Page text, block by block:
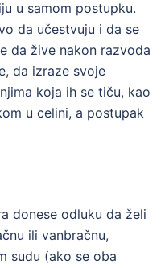
u samom postupku.
da učestvuju i da se
da žive nakon razvoda
da izraze svoje
koja ih se tiču, kao
u celini, a postupak
donese odluku da želi
ili vanbračnu,
sudu (ako se oba